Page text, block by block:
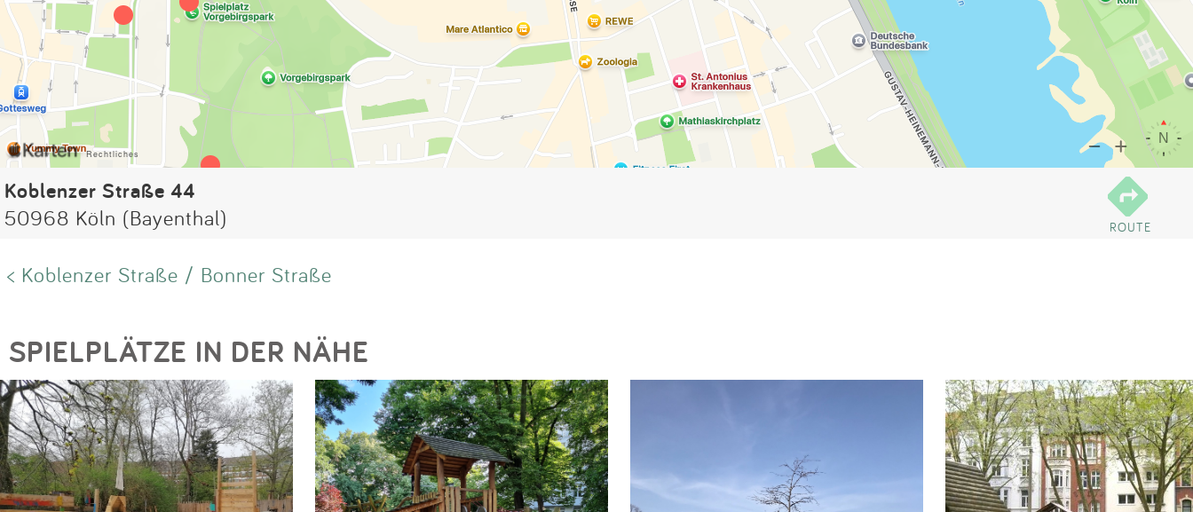
Koblenzer Straße 44
50968 Köln (Bayenthal) ROUTE
< Koblenzer Straße / Bonner Straße
SPIELPLÄTZE IN DER NÄHE